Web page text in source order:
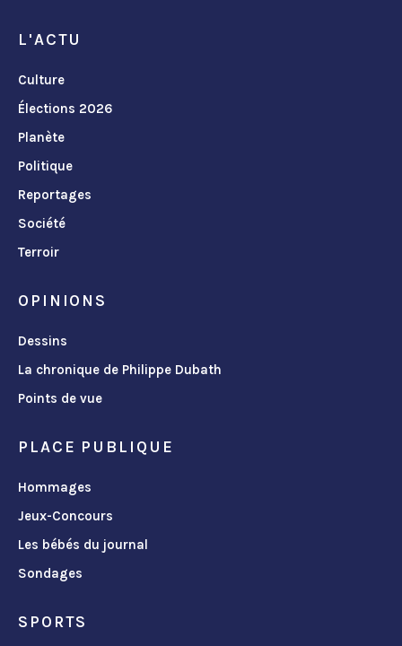
L'ACTU
Culture
Élections 2026
Planète
Politique
Reportages
Société
Terroir
OPINIONS
Dessins
La chronique de Philippe Dubath
Points de vue
PLACE PUBLIQUE
Hommages
Jeux-Concours
Les bébés du journal
Sondages
SPORTS